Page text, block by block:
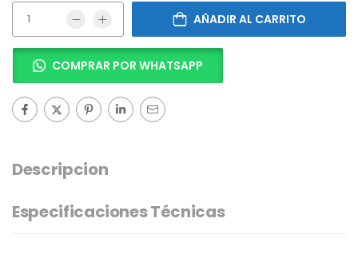
AÑADIR AL CARRITO
COMPRAR POR WHATSAPP
Descripcion
Especificaciones Técnicas